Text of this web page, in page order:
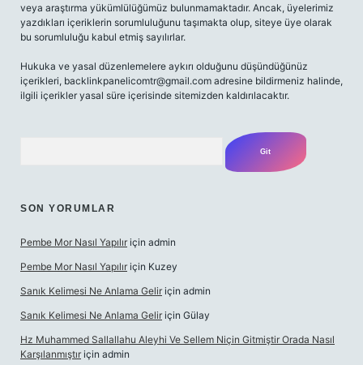
veya araştırma yükümlülüğümüz bulunmamaktadır. Ancak, üyelerimiz
yazdıkları içeriklerin sorumluluğunu taşımakta olup, siteye üye olarak
bu sorumluluğu kabul etmiş sayılırlar.
Hukuka ve yasal düzenlemelere aykırı olduğunu düşündüğünüz
içerikleri, backlinkpanelicomtr@gmail.com adresine bildirmeniz halinde,
ilgili içerikler yasal süre içerisinde sitemizden kaldırılacaktır.
SON YORUMLAR
Pembe Mor Nasıl Yapılır için admin
Pembe Mor Nasıl Yapılır için Kuzey
Sanık Kelimesi Ne Anlama Gelir için admin
Sanık Kelimesi Ne Anlama Gelir için Gülay
Hz Muhammed Sallallahu Aleyhi Ve Sellem Niçin Gitmiştir Orada Nasıl
Karşılanmıştır için admin